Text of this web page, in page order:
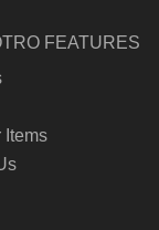
FEATURES
Items